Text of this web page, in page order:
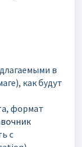
в
как будут
формат
с